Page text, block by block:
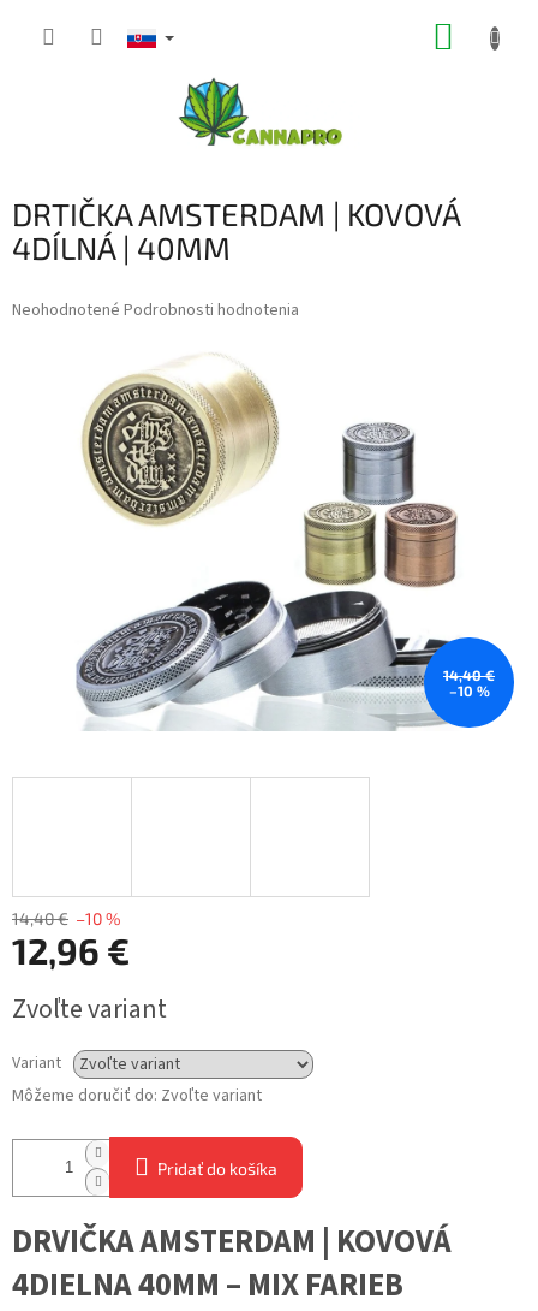
DRTIČKA AMSTERDAM | KOVOVÁ
4DÍLNÁ | 40MM
Priemerné
hviezdičiek.
Neohodnotené Podrobnosti hodnotenia
14,40 €
–10 %
14,40 € –10 %
12,96 €
cena:
Zvoľte variant
Variant
Môžeme doručiť do: Zvoľte variant
Pridať do košíka
DRVIČKA AMSTERDAM | KOVOVÁ
4DIELNA 40MM – MIX FARIEB